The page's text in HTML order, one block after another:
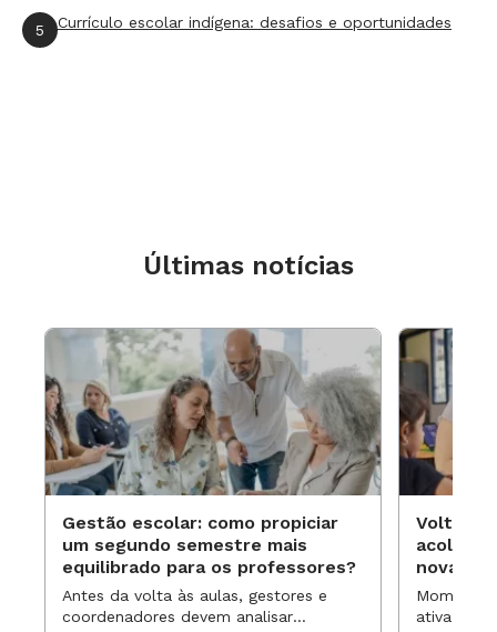
5 Currículo escolar indígena: desafios e oportunidades
Últimas notícias
Gestão escolar: como propiciar
um segundo semestre mais
equilibrado para os professores?
Antes da volta às aulas, gestores e
coordenadores devem analisar
Volta às
novas
ativa